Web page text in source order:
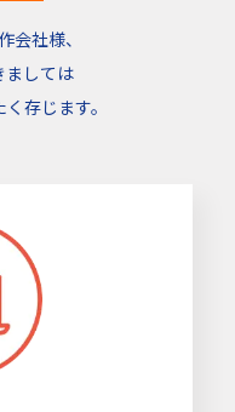
社様、
ましては
存じます。